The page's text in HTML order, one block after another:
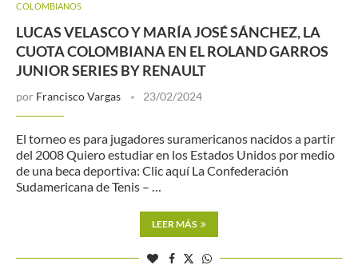
COLOMBIANOS
LUCAS VELASCO Y MARÍA JOSÉ SÁNCHEZ, LA
CUOTA COLOMBIANA EN EL ROLAND GARROS
JUNIOR SERIES BY RENAULT
por Francisco Vargas 23/02/2024
El torneo es para jugadores suramericanos nacidos a partir
del 2008 Quiero estudiar en los Estados Unidos por medio
de una beca deportiva: Clic aquí La Confederación
Sudamericana de Tenis – …
LEER MÁS